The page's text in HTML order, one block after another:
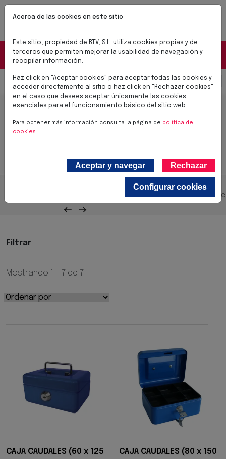
Pasar al contenido principal
NUEVAS CERRADURAS BTV SMART
✨Soluciones para el día a día✨
Conoce las nuevas cerraduras BTV SMART
Portal Distribuidores
0,00 € Select
Cajas de Caudales
Todos los productos
Filtrar
Mostrando 1 - 7 de 7
CAJA CAUDALES (60 x 125
CAJA CAUDALES (80 x 150
Acerca de las cookies en este sitio
Este sitio, propiedad de BTV, S.L. utiliza cookies propias y de
terceros que permiten mejorar la usabilidad de navegación y
recopilar información.
Haz click en "Aceptar cookies" para aceptar todas las cookies y
acceder directamente al sitio o haz click en "Rechazar cookies"
en el caso que desees aceptar únicamente las cookies
esenciales para el funcionamiento básico del sitio web.
Para obtener más información consulta la página de política de
cookies
Aceptar y navegar Rechazar
Configurar cookies